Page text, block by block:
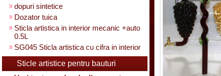
dopuri sintetice
Dozator tuica
Sticla artistica in interior mecanic +auto
0.5L
SG045 Sticla artistica cu cifra in interior
Sticle artistice pentru bauturi